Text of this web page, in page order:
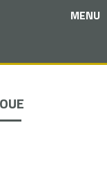
MENU